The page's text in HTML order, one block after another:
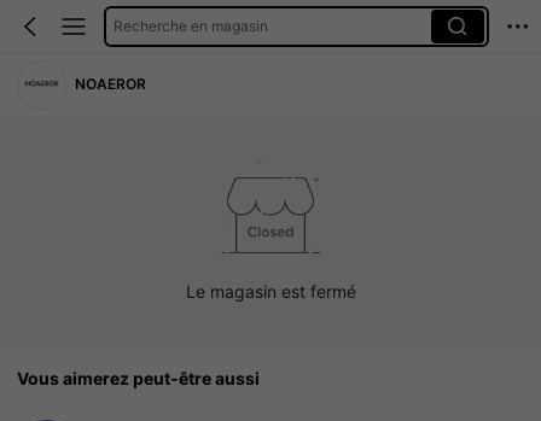
Recherche en magasin
NOAEROR
Le magasin est fermé
Vous aimerez peut-être aussi